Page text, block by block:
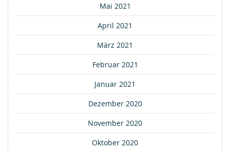
Mai 2021
April 2021
März 2021
Februar 2021
Januar 2021
Dezember 2020
November 2020
Oktober 2020